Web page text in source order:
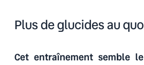
Plus de glucides au
Cet entraînement semble